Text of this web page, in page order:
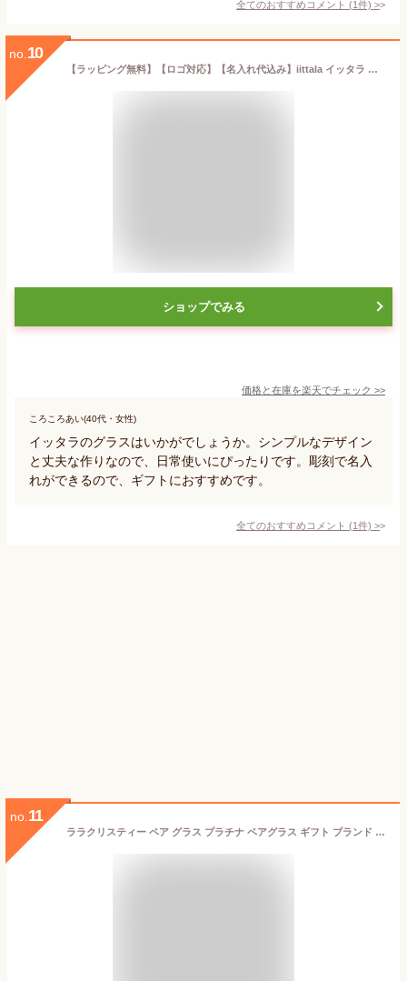
全てのおすすめコメント (1件) >
no. 10
【ラッピング無料】【ロゴ対応】【名入れ代込み】iittala イッタラ カルティオ タンブラー 210ml クリア ペア名前 名入れ 彫刻 刻印 名入れギフト プレゼント 記念日 記念品 お祝い 結婚祝い 結婚記念日 開店祝い ペアギフト ペアグラス お冷グラス 北欧 コップ ブランド
ショップでみる
価格と在庫を楽天でチェック >>
ころころあい(40代・女性)
イッタラのグラスはいかがでしょうか。シンプルなデザイン
と丈夫な作りなので、日常使いにぴったりです。彫刻で名入
れができるので、ギフトにおすすめです。
全てのおすすめコメント (1件) >
no. 11
ララクリスティー ペア グラス プラチナ ペアグラス ギフト ブランド タンブラー セット lh-84-0001p ペア カップル LARA Christie